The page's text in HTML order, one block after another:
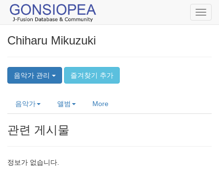
Chiharu Mikuzuki
음악가 관리 즐겨찾기 추가
음악가 앨범 More
관련 게시물
정보가 없습니다.